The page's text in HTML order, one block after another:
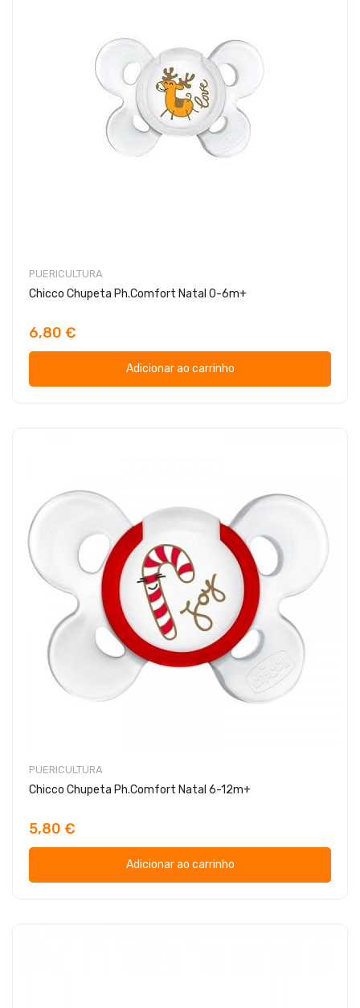
PUERICULTURA
Chicco Chupeta Ph.Comfort Natal 0-6m+
6,80 €
Adicionar ao carrinho
PUERICULTURA
Chicco Chupeta Ph.Comfort Natal 6-12m+
5,80 €
Adicionar ao carrinho